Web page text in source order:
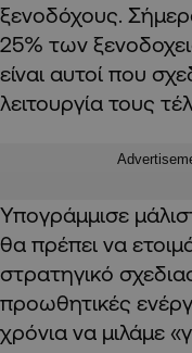
ξενοδόχους.
25% των
είναι αυτοί που
λειτουργία τους
Υπογράμμισε
θα πρέπει να
στρατηγικό
προωθητικές
χρόνια να μιλάμε